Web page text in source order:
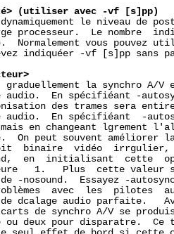
(utiliser avec -vf
[s]pp)
le niveau de
processeur.  Le nombre
Normalement vous pouvez
indiquéer -vf [s]pp sans
graduellement la synchro A/V
audio.  En spécifiéant -
des trames sera
audio.  En spécifiéant  -
en changeant lgrement
On peut souvent améliorer
binaire  vidéo
en  initialisant  cette
1.   Plus  cette valeur
-nosound.  Essayez -
avec  les  pilotes
dcalage audio parfaite.
de synchro A/V se
ou deux pour disparatre.  Ce